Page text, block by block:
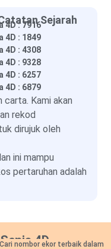
Sejarah
4D : 7916
4D : 1849
4D : 4308
4D : 9328
4D : 6257
4D : 6879
carta. Kami akan
rekod
dirujuk oleh
ini mampu
pertaruhan adalah
4D
nombor ekor terbaik dalam